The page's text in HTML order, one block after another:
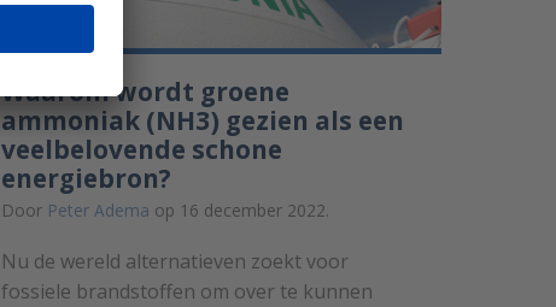
Waarom wordt groene
ammoniak (NH3) gezien als een
veelbelovende schone
energiebron?
Door Peter Adema op 16 december 2022.
Nu de wereld alternatieven zoekt voor
fossiele brandstoffen om over te kunnen